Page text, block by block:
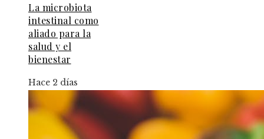
La microbiota
intestinal como
aliado para la
salud y el
bienestar
Hace 2 días